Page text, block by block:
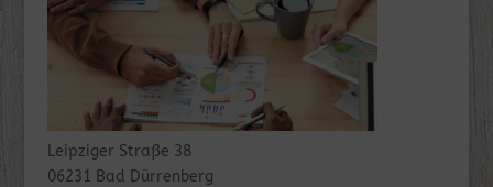
Leipziger Straße 38
06231 Bad Dürrenberg